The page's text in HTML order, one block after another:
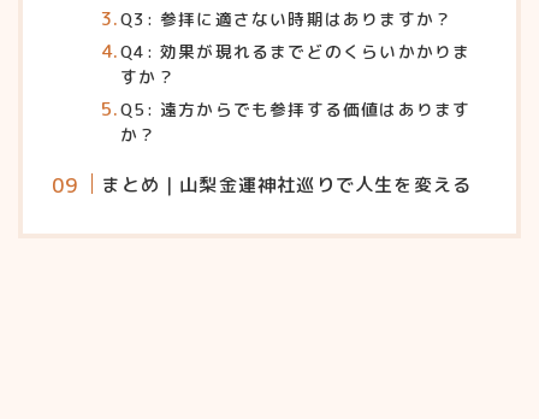
Q3: 参拝に適さない時期はありますか？
Q4: 効果が現れるまでどのくらいかかりま
すか？
Q5: 遠方からでも参拝する価値はあります
か？
まとめ｜山梨金運神社巡りで人生を変える